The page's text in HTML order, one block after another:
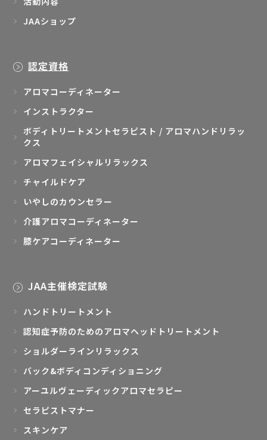
JAAショップ
認定資格
アロマコーディネーター
インストラクター
ボディトリートメントセラピスト / アロマハンドリラッ
クス
アロマフェイシャルリラックス
チャイルドケア
いやしのカウンセラー
介護アロマコーディネーター
膝ケアコーディネーター
JAA主催検定試験
ハンドトリートメント
認知症予防のためのアロマヘッドトリートメント
ショルダーラインリラックス
バック&ボディコンディショニング
アーユルヴェーディックアロマセラピー
セラピストマナー
スキンケア